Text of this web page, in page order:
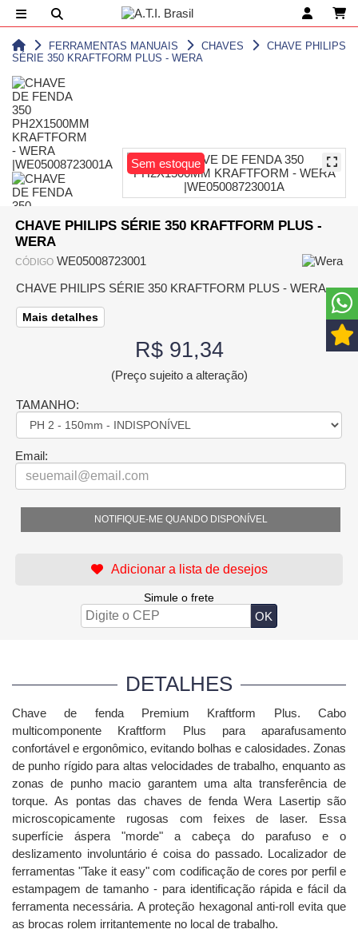
FERRAMENTAS MANUAIS CHAVES
CHAVE PHILIPS
SÉRIE 350 KRAFTFORM PLUS - WERA
Sem estoque
CHAVE PHILIPS SÉRIE 350 KRAFTFORM PLUS -
WERA
CÓDIGO WE05008723001
CHAVE PHILIPS SÉRIE 350 KRAFTFORM PLUS - WERA
Mais detalhes
R$ 91,34
(Preço sujeito a alteração)
TAMANHO:
Email:
NOTIFIQUE-ME QUANDO DISPONÍVEL
Simule o frete
DETALHES
Chave de fenda Premium Kraftform Plus. Cabo
multicomponente Kraftform Plus para aparafusamento
confortável e ergonômico, evitando bolhas e calosidades. Zonas
de punho rígido para altas velocidades de trabalho, enquanto as
zonas de punho macio garantem uma alta transferência de
torque.As pontas das chaves de fenda Wera Lasertip são
microscopicamente rugosas com feixes de laser. Essa
superfície áspera "morde" a cabeça do parafuso e o
deslizamento involuntário é coisa do passado. Localizador de
ferramentas "Take it easy" com codificação de cores por perfil e
estampagem de tamanho - para identificação rápida e fácil da
ferramenta necessária.A proteção hexagonal anti-roll evita que
as brocas rolem irritantemente no local de trabalho.